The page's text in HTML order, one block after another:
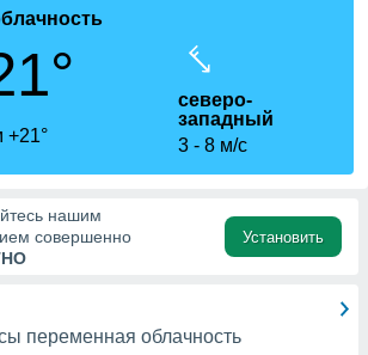
северо-
западный
3
8 м/с
нашим
совершенно
Установить
переменная облачность